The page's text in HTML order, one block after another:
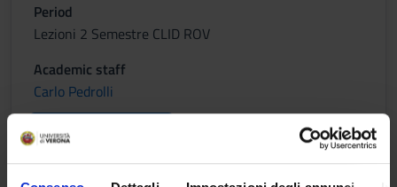
Period
Lezioni 2 Semestre CLID ROV
Academic staff
Carlo Pedrolli
Lessons timetable